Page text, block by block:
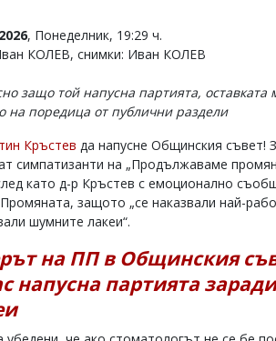
, Понеделник, 19:29 ч.
КОЛЕВ, снимки: Иван КОЛЕВ
защо той напусна партията,
на поредица от публични раздели
Кръстев да напусне Общинския съвет!
симпатизанти на „Продължаваме
като д-р Кръстев с емоционално
Промяната, защото „се наказвали най-
шумните лакеи“.
на ПП в Общинския
напусна партията